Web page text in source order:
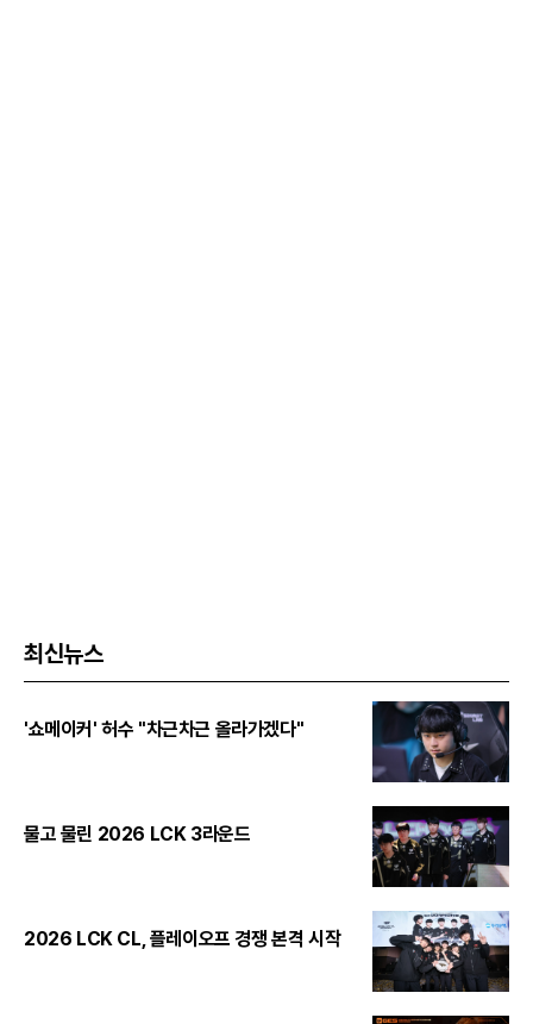
최신뉴스
'쇼메이커' 허수 "차근차근 올라가겠다"
물고 물린 2026 LCK 3라운드
2026 LCK CL, 플레이오프 경쟁 본격 시작